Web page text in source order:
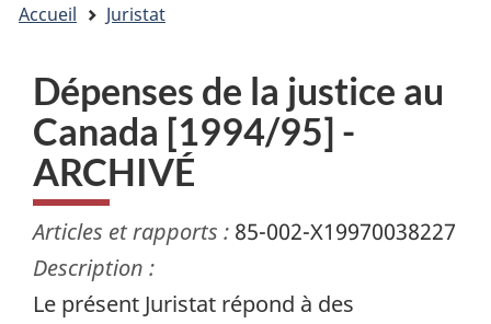
Accueil Juristat
Dépenses de la justice au
Canada [1994/95] -
ARCHIVÉ
Articles et rapports : 85-002-X19970038227
Description :
Le présent Juristat répond à des